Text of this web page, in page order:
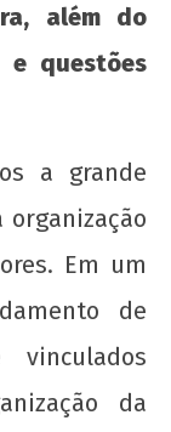
além do
e questões
a grande
Em um
de
vinculados
da